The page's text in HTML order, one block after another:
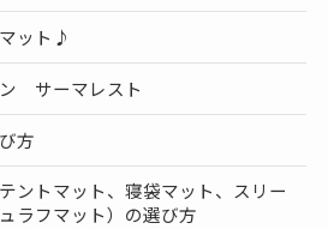
ット♪
サーマレスト
方
ントマット、寝袋マット、スリー
ラフマット）の選び方